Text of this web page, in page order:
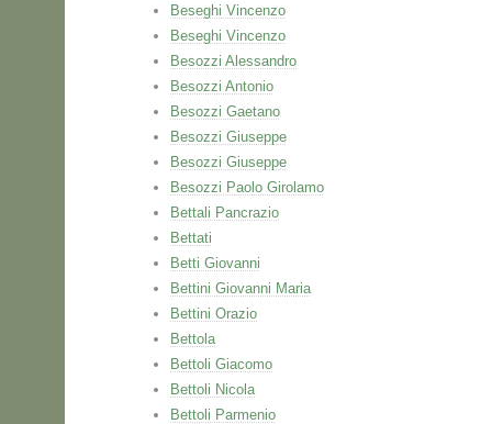
Beseghi Vincenzo
Beseghi Vincenzo
Besozzi Alessandro
Besozzi Antonio
Besozzi Gaetano
Besozzi Giuseppe
Besozzi Giuseppe
Besozzi Paolo Girolamo
Bettali Pancrazio
Bettati
Betti Giovanni
Bettini Giovanni Maria
Bettini Orazio
Bettola
Bettoli Giacomo
Bettoli Nicola
Bettoli Parmenio